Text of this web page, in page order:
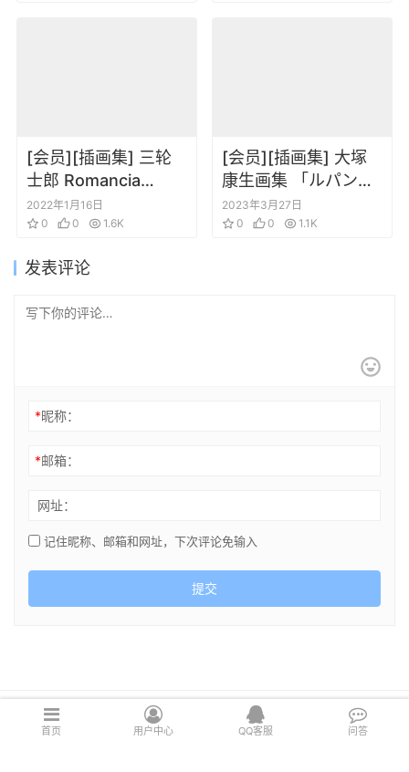
[会员][插画集] 三轮
士郎 Romancia
FGO(Fate grand
order)
2022年1月16日
0
0 1.6K
[会员][插画集] 大塚
康生画集 「ルパン三
世」と車と機関車と
2023年3月27日
0
0 1.1K
发表评论
*昵称：
*邮箱：
网址：
记住昵称、邮箱和网址，下次评论免输入
提交
Copyright © 2021 cghsj.com 版权所有 Powered by 绘世界
首页 用户中心 QQ客服 问答